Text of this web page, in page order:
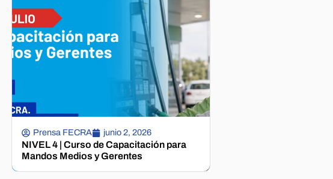
Prensa FECRA junio 2, 2026
NIVEL 4 | Curso de Capacitación para
Mandos Medios y Gerentes